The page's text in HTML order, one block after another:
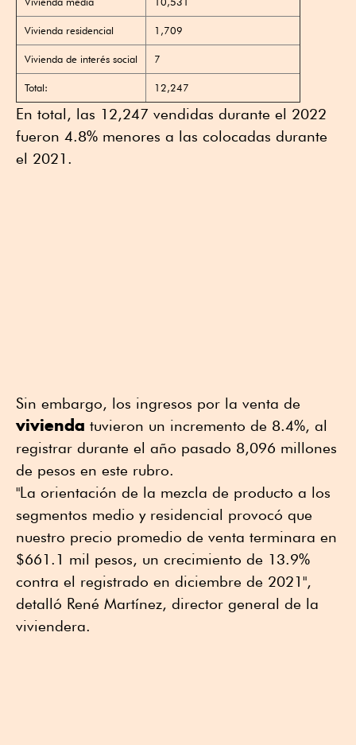
Vivienda residencial 1,709
Vivienda de interés social 7
Total: 12,247
En total, las 12,247 vendidas durante el 2022
fueron 4.8% menores a las colocadas durante
el 2021.
Sin embargo, los ingresos por la venta de
vivienda tuvieron un incremento de 8.4%, al
registrar durante el año pasado 8,096 millones
de pesos en este rubro.
"La orientación de la mezcla de producto a los
segmentos medio y residencial provocó que
nuestro precio promedio de venta terminara en
$661.1 mil pesos, un crecimiento de 13.9%
contra el registrado en diciembre de 2021",
detalló René Martínez, director general de la
viviendera.